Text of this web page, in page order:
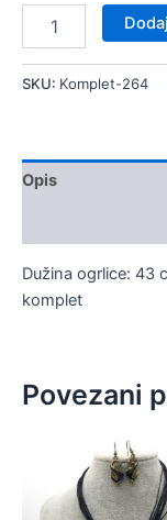
SKU: Komplet-264
Opis
Dužina ogrlice: 43
komplet
Povezani